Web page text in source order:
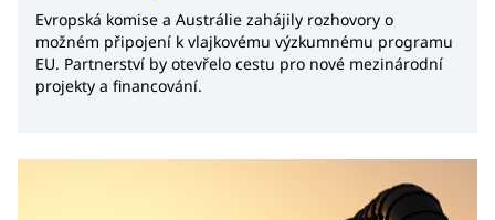
Evropská komise a Austrálie zahájily rozhovory o
možném připojení k vlajkovému výzkumnému programu
EU. Partnerství by otevřelo cestu pro nové mezinárodní
projekty a financování.